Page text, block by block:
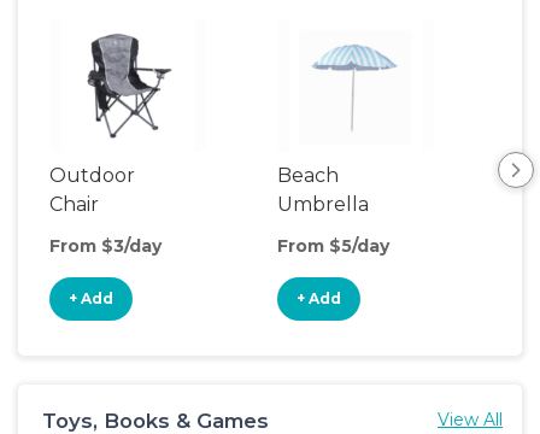
Outdoor
Chair
From $3/day
+ Add
Beach
Umbrella
From $5/day
+ Add
Toys, Books & Games View All